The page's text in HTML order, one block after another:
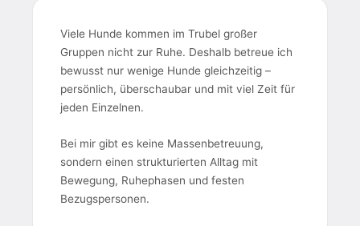
Viele Hunde kommen im Trubel großer
Gruppen nicht zur Ruhe. Deshalb betreue ich
bewusst nur wenige Hunde gleichzeitig –
persönlich, überschaubar und mit viel Zeit für
jeden Einzelnen.
Bei mir gibt es keine Massenbetreuung,
sondern einen strukturierten Alltag mit
Bewegung, Ruhephasen und festen
Bezugspersonen.